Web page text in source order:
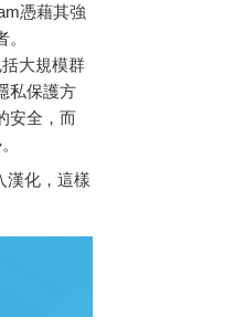
憑藉其強
大規模群
私保護方
安全，而
漢化，這樣